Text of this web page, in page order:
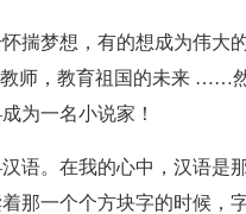
揣梦想，有的想成为伟大
师，教育祖国的未来 ……
为一名小说家！
。在我的心中，汉语是
那一个个方块字的时候，